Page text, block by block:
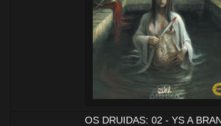
OS DRUIDAS: 02 - YS A